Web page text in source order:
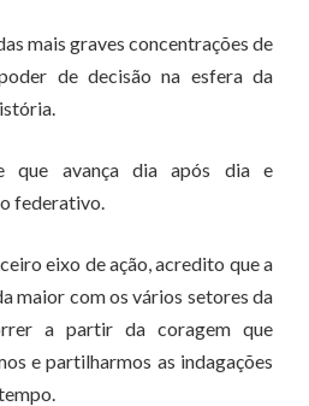
mais graves concentrações de
de decisão na esfera da
que avança dia após dia e
federativo.
eixo de ação, acredito que a
maior com os vários setores da
a partir da coragem que
e partilharmos as indagações